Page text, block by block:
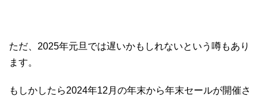
ただ、2025年元旦では遅いかもしれないという噂もあり
ます。
もしかしたら2024年12月の年末から年末セールが開催さ